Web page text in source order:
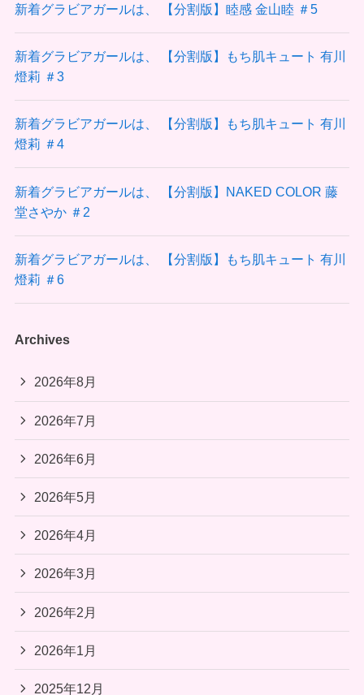
新着グラビアガールは、 【分割版】睦感 金山睦 ＃5
新着グラビアガールは、 【分割版】もち肌キュート 有川
燈莉 ＃3
新着グラビアガールは、 【分割版】もち肌キュート 有川
燈莉 ＃4
新着グラビアガールは、 【分割版】NAKED COLOR 藤
堂さやか ＃2
新着グラビアガールは、 【分割版】もち肌キュート 有川
燈莉 ＃6
Archives
2026年8月
2026年7月
2026年6月
2026年5月
2026年4月
2026年3月
2026年2月
2026年1月
2025年12月